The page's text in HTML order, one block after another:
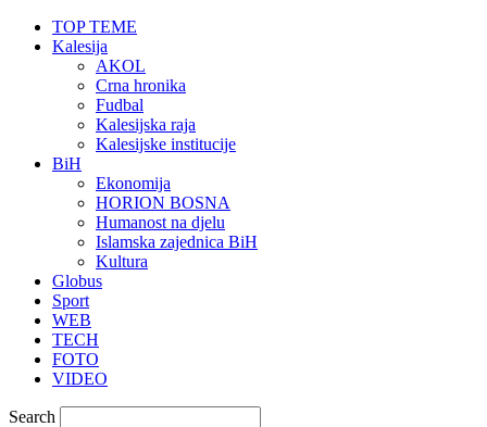
TOP TEME
Kalesija
AKOL
Crna hronika
Fudbal
Kalesijska raja
Kalesijske institucije
BiH
Ekonomija
HORION BOSNA
Humanost na djelu
Islamska zajednica BiH
Kultura
Globus
Sport
WEB
TECH
FOTO
VIDEO
Search